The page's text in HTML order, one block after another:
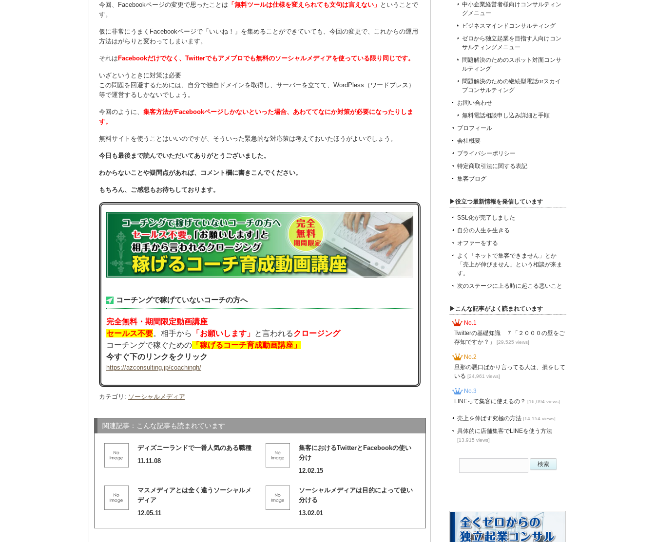
今回、Facebookページの変更で思ったことは 「無料ツールは仕様を変えられても文句は言えない」 ということで
す。
仮に非常にうまくFacebookページで「いいね！」を集めることができていても、今回の変更で、これからの運用
方法はがらりと変わってしまいます。
それは Facebookだけでなく、Twitterでもアメブロでも無料のソーシャルメディアを使っている限り同じです。
いざというときに対策は必要
この問題を回避するためには、自分で独自ドメインを取得し、サーバーを立てて、WordPless（ワードプレス）
等で運営するしかないでしょう。
今回のように、 集客方法がFacebookページしかないといった場合、あわててなにか対策が必要になったりしま
す。
無料サイトを使うことはいいのですが、そういった緊急的な対応策は考えておいたほうがよいでしょう。
今日も最後まで読んでいただいてありがとうございました。
わからないことや疑問点があれば、コメント欄に書きこんでください。
もちろん、ご感想もお待ちしております。
コーチングで稼げていないコーチの方へ
完全無料・期間限定動画講座
セールス不要。相手から 「お願いします」 と言われるクロージング
コーチングで稼ぐための 「稼げるコーチ育成動画講座」
今すぐ下のリンクをクリック
https://azconsulting.jp/coachingh/
カテゴリ : ソーシャルメディア
関連記事：こんな記事も読まれています
ディズニーランドで一番人気のある職種
11.11.08
集客におけるTwitterとFacebookの使い
分け
12.02.15
マスメディアとは全く違うソーシャルメ
ディア
12.05.11
ソーシャルメディアは目的によって使い
分ける
13.02.01
中小企業経営者様向けコンサルティン
グメニュー
ビジネスマインドコンサルティング
ゼロから独立起業を目指す人向けコン
サルティングメニュー
問題解決のためのスポット対面コンサ
ルティング
問題解決のための継続型電話orスカイ
プコンサルティング
お問い合わせ
無料電話相談申し込み詳細と手順
プロフィール
会社概要
プライバシーポリシー
特定商取引法に関する表記
集客ブログ
▶役立つ最新情報を発信しています
SSL化が完了しました
自分の人生を生きる
オファーをする
よく「ネットで集客できません」とか
「売上が伸びません」という相談が来ま
す。
次のステージに上る時に起こる悪いこと
▶こんな記事がよく読まれています
No.1
Twitterの基礎知識 ７「２０００の壁をご
存知ですか？」
[29,525 views]
No.2
旦那の悪口ばかり言ってる人は、損をして
いる [24,961 views]
No.3
LINEって集客に使えるの？ [16,094 views]
売上を伸ばす究極の方法 [14,154 views]
具体的に店舗集客でLINEを使う方法
[13,915 views]